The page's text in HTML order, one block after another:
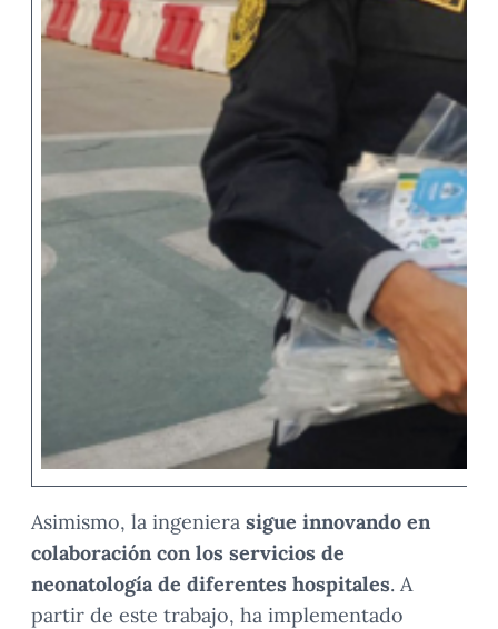
Asimismo, la ingeniera sigue innovando en
colaboración con los servicios de
neonatología de diferentes hospitales. A
partir de este trabajo, ha implementado